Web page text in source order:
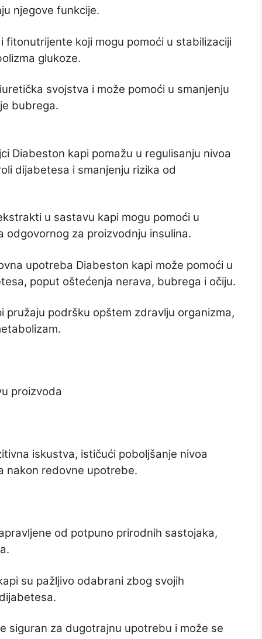
njegove funkcije.
koji mogu pomoći u stabilizaciji
glukoze.
svojstva i može pomoći u smanjenju
bubrega.
Diabeston kapi pomažu u regulisanju nivoa
dijabetesa i smanjenju rizika od
u sastavu kapi mogu pomoći u
za proizvodnju insulina.
upotreba Diabeston kapi može pomoći u
poput oštećenja nerava, bubrega i očiju.
pružaju podršku opštem zdravlju organizma,
proizvoda
iskustva, ističući poboljšanje nivoa
nakon redovne upotrebe.
od potpuno prirodnih sastojaka,
su pažljivo odabrani zbog svojih
siguran za dugotrajnu upotrebu i može se